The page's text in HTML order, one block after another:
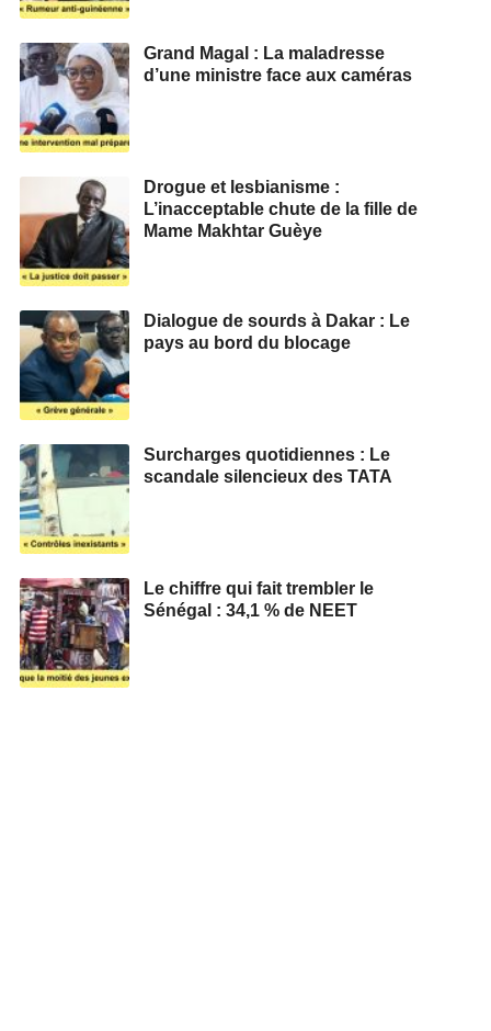
Grand Magal : La maladresse
d’une ministre face aux caméras
Drogue et lesbianisme :
L’inacceptable chute de la fille de
Mame Makhtar Guèye
Dialogue de sourds à Dakar : Le
pays au bord du blocage
Surcharges quotidiennes : Le
scandale silencieux des TATA
Le chiffre qui fait trembler le
Sénégal : 34,1 % de NEET